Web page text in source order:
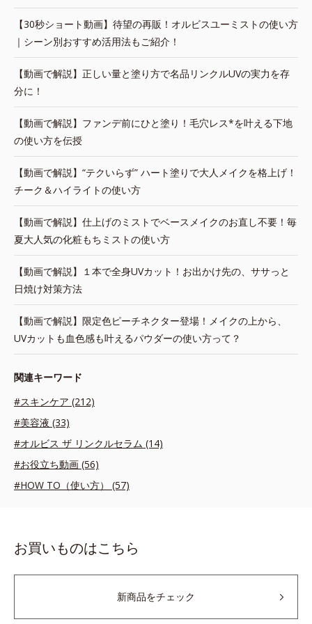
【30秒ショート動画】待望の再販！オルビスユーミストの使い方
｜シーン別おすすめ活用法もご紹介！
【動画で解説】正しい量と塗り方で名品リンクルUVの実力を存
分に！
【動画で解説】ファンデ前にひと塗り！毛穴レス*を叶える下地
の使い方を伝授
【動画で解説】“テクいらず” ハート塗りで大人メイクを格上げ！
チーク＆ハイライトの使い方
【動画で解説】仕上げのミストでベースメイクのお直し不要！毎
夏大人気の化粧もちミストの使い方
【動画で解説】１本で全身UVカット！お出かけ先の、ササっと
日焼け対策方法
【動画で解説】限定色ピーチネクター登場！メイクの上から、
UVカットも血色感も叶えるパウダーの使い方って？
関連キーワード
#スキンケア (212)
#美容液 (33)
#オルビス ザ リンクルセラム (14)
#お役立ち動画 (56)
#HOW TO（使い方） (57)
お買いものはこちら
新商品をチェック